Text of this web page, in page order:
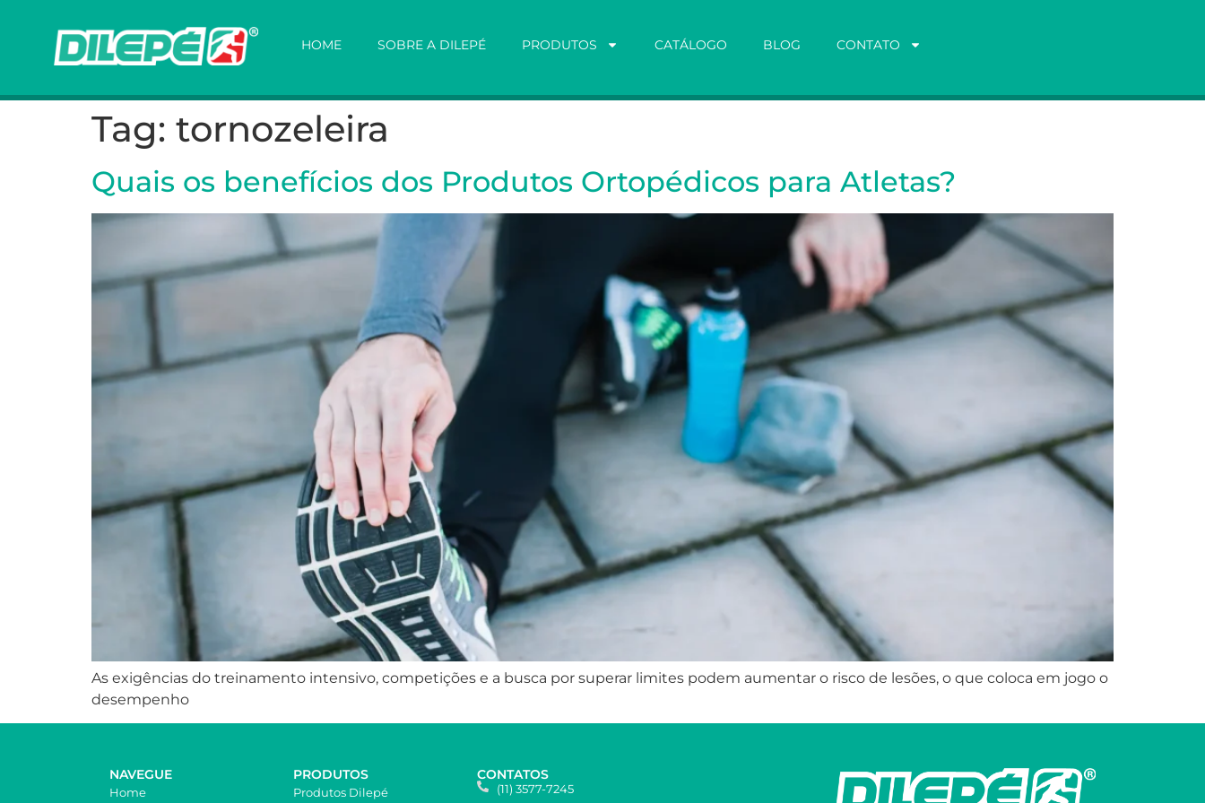
HOME SOBRE A DILEPÉ PRODUTOS CATÁLOGO BLOG CONTATO
Tag: tornozeleira
Quais os benefícios dos Produtos Ortopédicos para Atletas?
As exigências do treinamento intensivo, competições e a busca por superar limites podem aumentar o risco de lesões, o que coloca em jogo o
desempenho
NAVEGUE
Home
PRODUTOS
Produtos Dilepé
CONTATOS
(11) 3577-7245